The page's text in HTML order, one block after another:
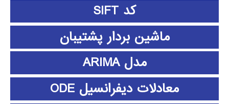
کد SIFT
ماشین بردار پشتیبان
مدل ARIMA
معادلات دیفرانسیل ODE